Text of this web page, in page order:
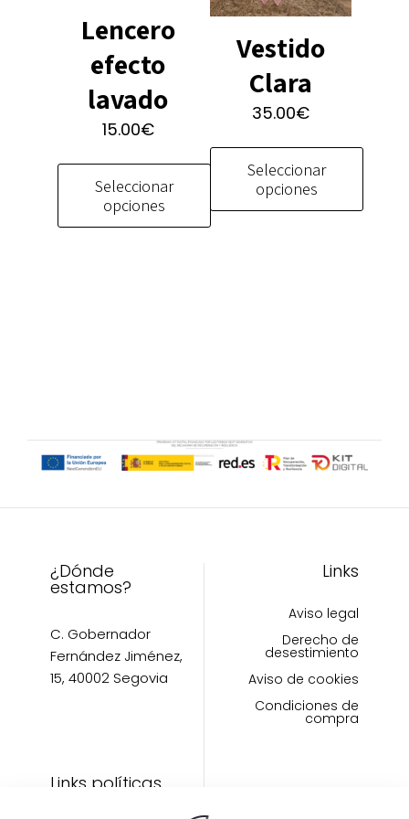
producto
producto
Lencero
efecto
lavado
15.00€
Seleccionar
opciones
elegir
en
página
Vestido
Clara
35.00€
Seleccionar
opciones
en
la
de
¿Dónde
estamos?
C. Gobernador
Fernández Jiménez,
15, 40002 Segovia
Links
Aviso legal
Derecho de
desestimiento
Aviso de cookies
Condiciones de
compra
Links políticas